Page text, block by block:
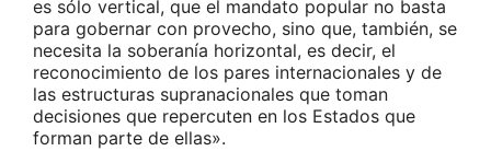
es sólo vertical, que el mandato popular no basta
para gobernar con provecho, sino que, también, se
necesita la soberanía horizontal, es decir, el
reconocimiento de los pares internacionales y de
las estructuras supranacionales que toman
decisiones que repercuten en los Estados que
forman parte de ellas».